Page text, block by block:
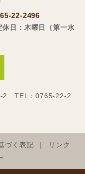
22-2496
日：木曜日（第一水
2 TEL：0765-22-2
づく表記
リンク